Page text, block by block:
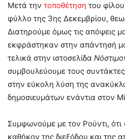
Μετά την τοποθέτηση του
φύλλο της 3ης Δεκεμβρίου,
Διατηρούμε όμως τις απόψεις
εκφράστηκαν στην απάντησή
τελικά στην ιστοσελίδα
συμβουλεύουμε τους
στην εύκολη λύση της
δημοσιευμάτων ενάντια στον
Συμφωνούμε με τον Ρούντι,
καθήκον της διεξόδου και της